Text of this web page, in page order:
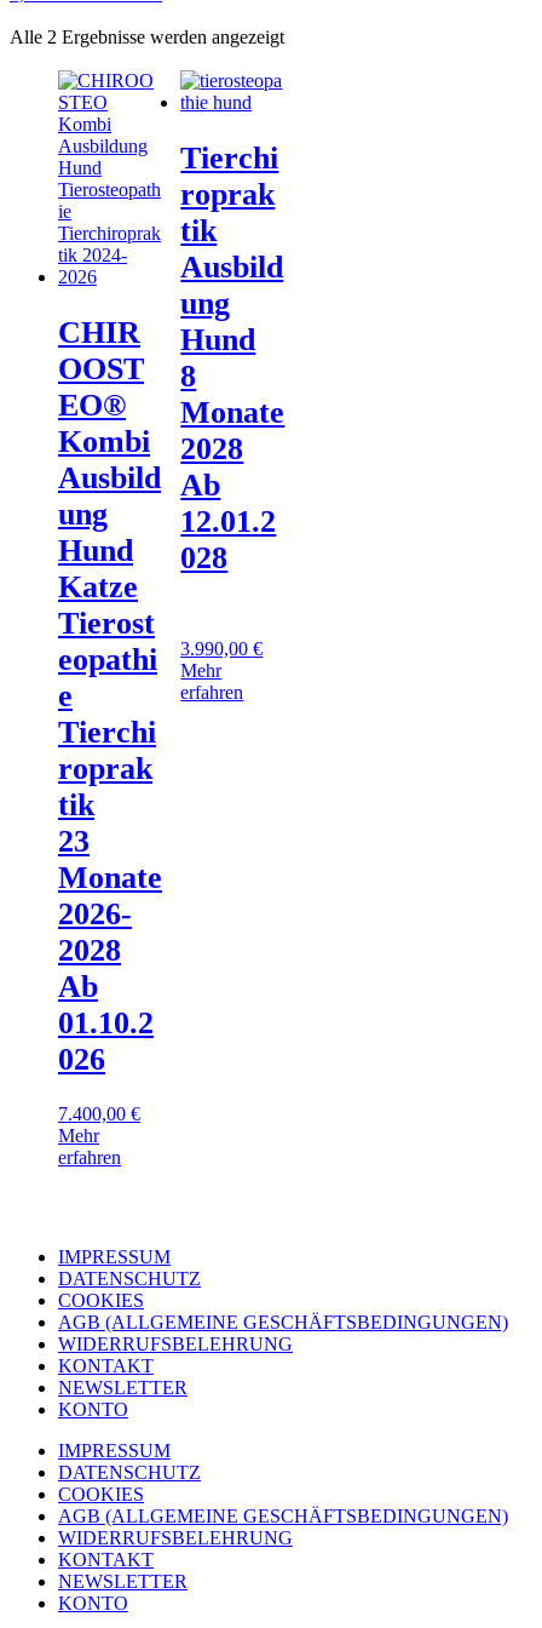
Alle 2 Ergebnisse werden angezeigt
CHIR
OOST
EO®
Kombi
Ausbild
ung
Hund
Katze
Tierost
eopathi
e
Tierchi
roprak
tik
23
Monate
2026-
2028
Ab
01.10.2
026
7.400,00 €
Mehr
erfahren
Tierchi
roprak
tik
Ausbild
ung
Hund
8
Monate
2028
Ab
12.01.2
028
3.990,00€
Mehr
erfahren
IMPRESSUM
DATENSCHUTZ
COOKIES
AGB (ALLGEMEINE GESCHÄFTSBEDINGUNGEN)
WIDERRUFSBELEHRUNG
KONTAKT
NEWSLETTER
KONTO
IMPRESSUM
DATENSCHUTZ
COOKIES
AGB (ALLGEMEINE GESCHÄFTSBEDINGUNGEN)
WIDERRUFSBELEHRUNG
KONTAKT
NEWSLETTER
KONTO